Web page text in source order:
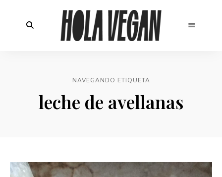
NAVEGANDO ETIQUETA
leche de avellanas